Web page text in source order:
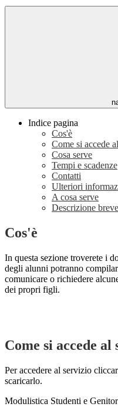
Indice pagina
Cos'è
Come si accede
Cosa serve
Tempi e scadenze
Contatti
Ulteriori
A cosa serve
Descrizione breve
Cos'è
In questa sezione troverete i
degli alunni potranno
comunicare o richiedere
dei propri figli.
Come si accede al
Per accedere al servizio
scaricarlo.
Modulistica Studenti e